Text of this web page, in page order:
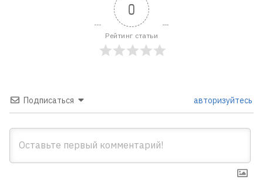
0
Рейтинг статьи
Подписаться авторизуйтесь